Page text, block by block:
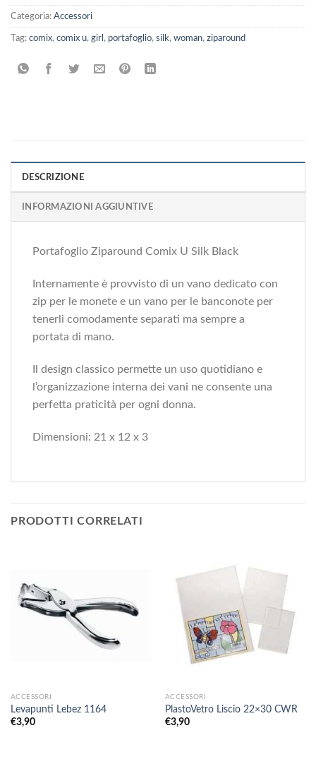
Categoria: Accessori
Tag: comix, comix u, girl , portafoglio, silk, woman, ziparound
DESCRIZIONE
INFORMAZIONI AGGIUNTIVE
Portafoglio Ziparound Comix U Silk Black
Internamente è provvisto di un vano dedicato con
zip per le monete e un vano per le banconote per
tenerli comodamente separati ma sempre a
portata di mano.
Il design classico permette un uso quotidiano e
l’organizzazione interna dei vani ne consente una
perfetta praticità per ogni donna.
Dimensioni: 21 x 12 x 3
PRODOTTI CORRELATI
ACCESSORI
Levapunti Lebez 1164
€3,90
ACCESSORI
PlastoVetro Liscio 22×30 CWR
€3,90